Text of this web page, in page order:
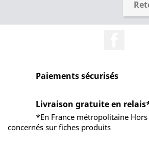
Paiements sécurisés
Livraison gratuite en
*En France métropolitaine
concernés sur fiches produits